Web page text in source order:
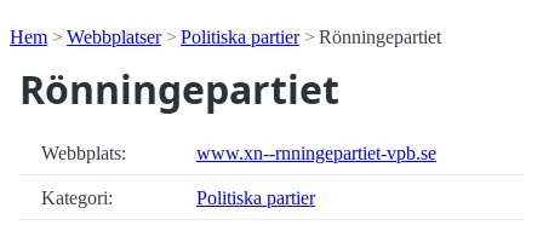
Hem Webbplatser Politiska partier Rönningepartiet
Rönningepartiet
Webbplats: www.xn--rnningepartiet-vpb.se
Kategori: Politiska partier